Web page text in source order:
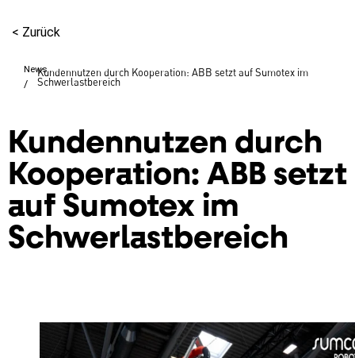
< Zurück
News
/
Kundennutzen durch Kooperation: ABB setzt auf Sumotex im
Schwerlastbereich
Kundennutzen durch
Kooperation: ABB setzt
auf Sumotex im
Schwerlastbereich